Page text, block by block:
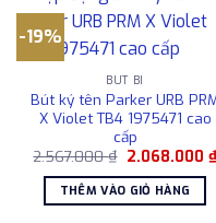
-19%
BÚT BI
Bút ký tên Parker URB
X Violet TB4 1975471 cao
cấp
2.567.000₫ Giá
là:
2.567.000 ₫.
2.068.000 ₫
THÊM VÀO GIỎ HÀNG